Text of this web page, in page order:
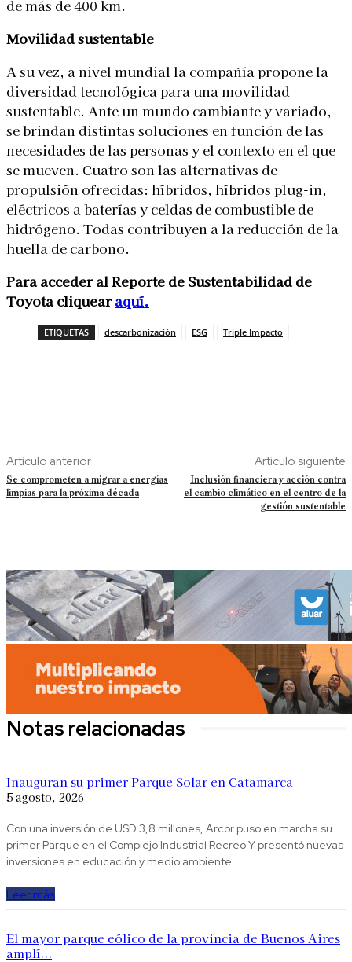
de más de 400 km.
Movilidad sustentable
A su vez, a nivel mundial la compañía propone la
diversidad tecnológica para una movilidad
sustentable. Ante un mundo cambiante y variado,
se brindan distintas soluciones en función de las
necesidades de las personas y el contexto en el que
se mueven. Cuatro son las alternativas de
propulsión ofrecidas: híbridos, híbridos plug-in,
eléctricos a baterías y celdas de combustible de
hidrógeno. Todas contribuyen a la reducción de la
huella de carbono.
Para acceder al Reporte de Sustentabilidad de
Toyota cliquearaquí.
ETIQUETAS descarbonización ESG Triple Impacto
Artículo anterior
Se comprometen a migrar a energías
limpias para la próxima década
Artículo siguiente
Inclusión financiera y acción contra
el cambio climático en el centro de la
gestión sustentable
Notas relacionadas
Inauguran su primer Parque Solar en Catamarca
5 agosto, 2026
Con una inversión de USD 3,8 millones, Arcor puso en marcha su
primer Parque en el Complejo Industrial Recreo Y presentó nuevas
inversiones en educación y medio ambiente
Leer más
El mayor parque eólico de la provincia de Buenos Aires
amplí...